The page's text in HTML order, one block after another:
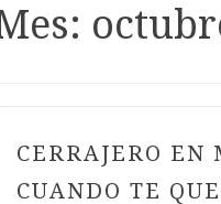
CERRAJERO
CUANDO TE